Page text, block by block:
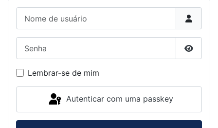
Nome de usuário
Lembrar-se de mim
Autenticar com uma passkey